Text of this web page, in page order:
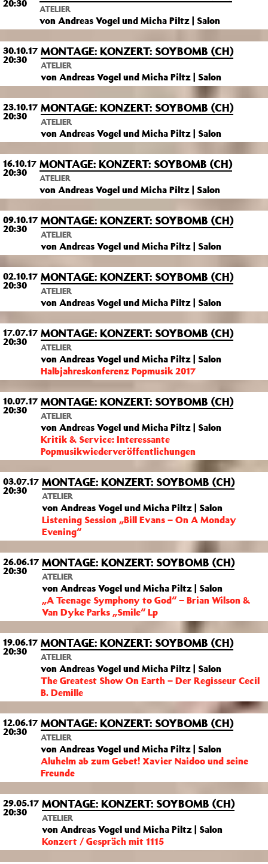
20:30 ATELIER
von Andreas Vogel und Micha Piltz | Salon
30.10.17
20:30
MONTAGE: KONZERT: SOYBOMB (CH)
ATELIER
von Andreas Vogel und Micha Piltz | Salon
23.10.17
20:30
MONTAGE: KONZERT: SOYBOMB (CH)
ATELIER
von Andreas Vogel und Micha Piltz | Salon
16.10.17
20:30
MONTAGE: KONZERT: SOYBOMB (CH)
ATELIER
von Andreas Vogel und Micha Piltz | Salon
09.10.17
20:30
MONTAGE: KONZERT: SOYBOMB (CH)
ATELIER
von Andreas Vogel und Micha Piltz | Salon
02.10.17
20:30
MONTAGE: KONZERT: SOYBOMB (CH)
ATELIER
von Andreas Vogel und Micha Piltz | Salon
17.07.17
20:30
MONTAGE: KONZERT: SOYBOMB (CH)
ATELIER
von Andreas Vogel und Micha Piltz | Salon
Halbjahreskonferenz Popmusik 2017
10.07.17
20:30
MONTAGE: KONZERT: SOYBOMB (CH)
ATELIER
von Andreas Vogel und Micha Piltz | Salon
Kritik & Service: Interessante
Popmusikwiederveröffentlichungen
03.07.17
20:30
MONTAGE: KONZERT: SOYBOMB (CH)
ATELIER
von Andreas Vogel und Micha Piltz | Salon
Listening Session „Bill Evans – On A Monday
Evening“
26.06.17
20:30
MONTAGE: KONZERT: SOYBOMB (CH)
ATELIER
von Andreas Vogel und Micha Piltz | Salon
„A Teenage Symphony to God“ – Brian Wilson &
Van Dyke Parks „Smile“ Lp
19.06.17
20:30
MONTAGE: KONZERT: SOYBOMB (CH)
ATELIER
von Andreas Vogel und Micha Piltz | Salon
The Greatest Show On Earth – Der Regisseur Cecil
B. Demille
12.06.17
20:30
MONTAGE: KONZERT: SOYBOMB (CH)
ATELIER
von Andreas Vogel und Micha Piltz | Salon
Aluhelm ab zum Gebet! Xavier Naidoo und seine
Freunde
29.05.17
20:30
MONTAGE: KONZERT: SOYBOMB (CH)
ATELIER
von Andreas Vogel und Micha Piltz | Salon
Konzert / Gespräch mit 1115